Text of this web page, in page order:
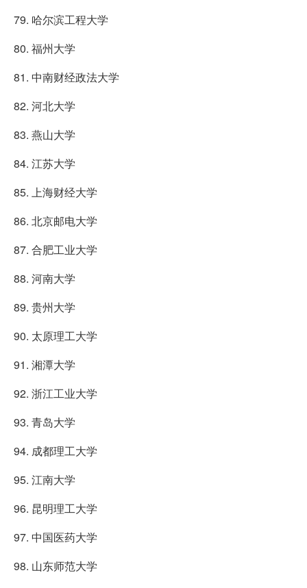
79. 哈尔滨工程大学
80. 福州大学
81. 中南财经政法大学
82. 河北大学
83. 燕山大学
84. 江苏大学
85. 上海财经大学
86. 北京邮电大学
87. 合肥工业大学
88. 河南大学
89. 贵州大学
90. 太原理工大学
91. 湘潭大学
92. 浙江工业大学
93. 青岛大学
94. 成都理工大学
95. 江南大学
96. 昆明理工大学
97. 中国医药大学
98. 山东师范大学